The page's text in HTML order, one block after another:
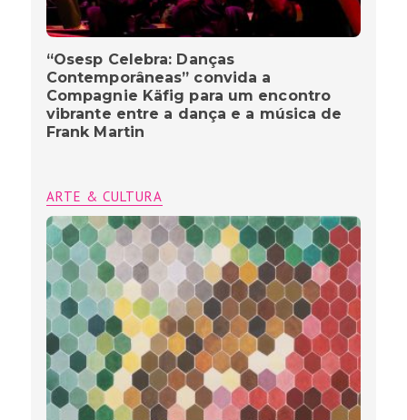
“Osesp Celebra: Danças
Contemporâneas” convida a
Compagnie Käfig para um encontro
vibrante entre a dança e a música de
Frank Martin
ARTE & CULTURA